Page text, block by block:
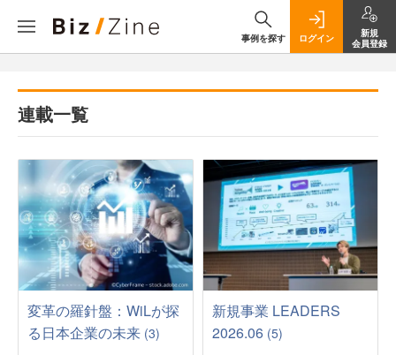
事例を探す ログイン
新規
会員登録
連載一覧
変革の羅針盤：WiLが探
る日本企業の未来 (3)
新規事業 LEADERS
2026.06 (5)